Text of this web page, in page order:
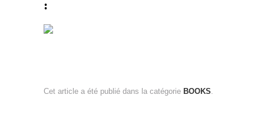
:
Cet article a été publié dans la catégorie BOOKS.